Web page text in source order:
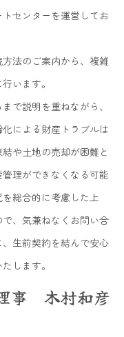
センターを運営してお
法のご案内から、複雑
います。
で説明を重ねながら、
による財産トラブルは
や土地の売却が困難と
理ができなくなる可能
総合的に考慮した上
、気兼ねなくお問い合
生前契約を結んで安心
します。
事 木村和彦